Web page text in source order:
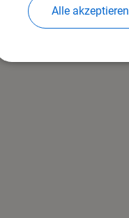
Alle akzeptieren